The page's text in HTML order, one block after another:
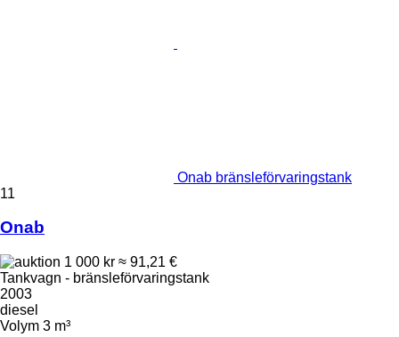
Onab bränsleförvaringstank
11
Onab
1 000 kr ≈ 91,21 €
Tankvagn - bränsleförvaringstank
2003
diesel
Volym 3 m³